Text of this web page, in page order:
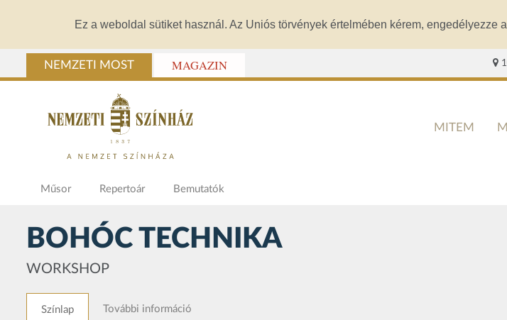
Ez a weboldal sütiket használ. Az Uniós törvények értelmében kérem, engedélyezze
NEMZETI MOST MAGAZIN
MITEM
Műsor Repertoár Bemutatók
BOHÓC TECHNIKA
WORKSHOP
Színlap További információ